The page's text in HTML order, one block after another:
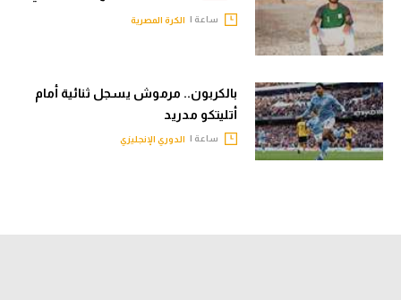
ساعة | الكرة المصرية
بالكربون.. مرموش يسجل ثنائية أمام
أتليتكو مدريد
ساعة | الدوري الإنجليزي